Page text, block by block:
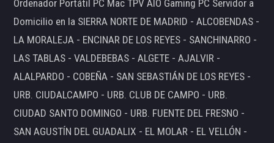
Ordenador Portátil PC Mac TPV AIO Gaming PC Servidor a
Domicilio en la SIERRA NORTE DE MADRID - ALCOBENDAS -
LA MORALEJA - ENCINAR DE LOS REYES - SANCHINARRO -
LAS TABLAS - VALDEBEBAS - ALGETE - AJALVIR -
ALALPARDO - COBEÑA - SAN SEBASTIÁN DE LOS REYES -
URB. CIUDALCAMPO - URB. CLUB DE CAMPO - URB.
CIUDAD SANTO DOMINGO - URB. FUENTE DEL FRESNO -
SAN AGUSTÍN DEL GUADALIX - EL MOLAR - EL VELLÓN -